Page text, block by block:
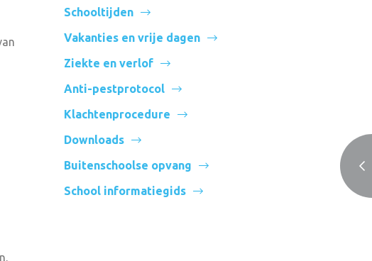
Schooltijden
Vakanties en vrije dagen
Ziekte en verlof
Anti-pestprotocol
Klachtenprocedure
Downloads
Buitenschoolse opvang
School informatiegids